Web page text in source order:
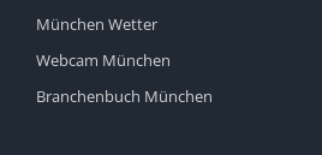
München Wetter
Webcam München
Branchenbuch München